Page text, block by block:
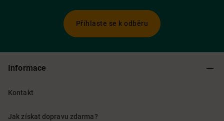
Přihlaste se k odběru
Informace
Kontakt
Jak získat dopravu zdarma?